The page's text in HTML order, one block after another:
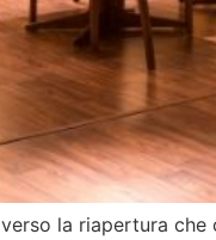
la riapertura